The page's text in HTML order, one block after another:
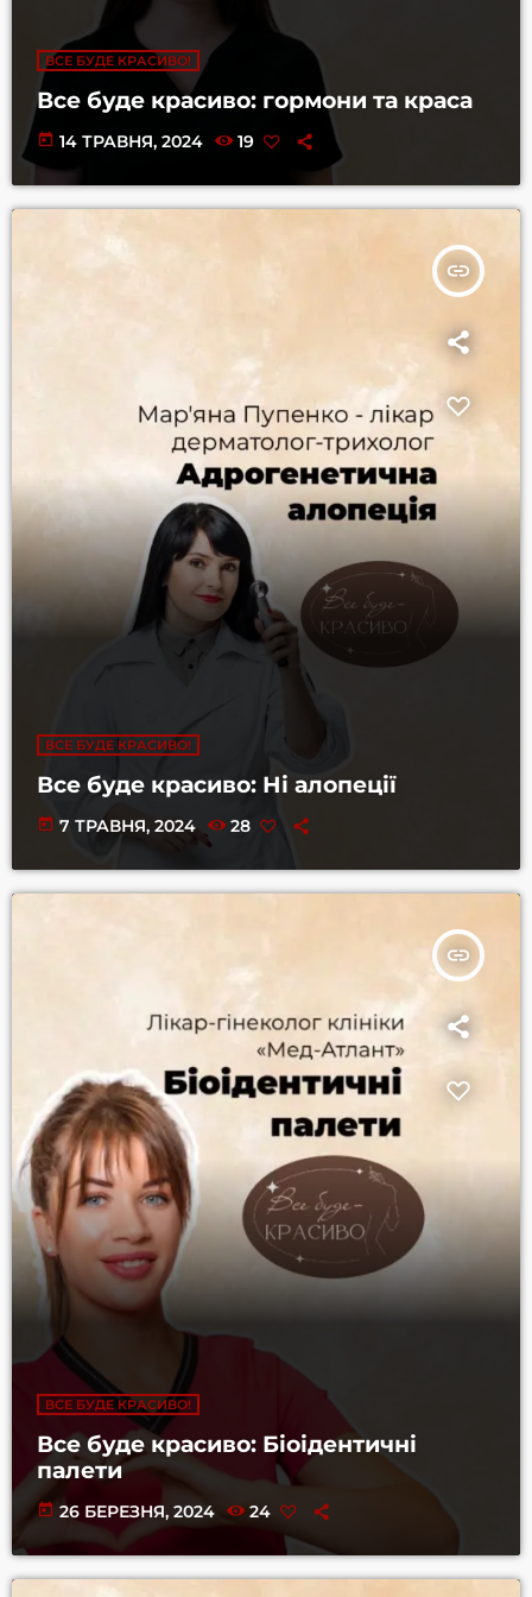
ВСЕ БУДЕ КРАСИВО!
Все буде красиво: гормони та краса
today 14 ТРАВНЯ, 2024 19
insert_link
ВСЕ БУДЕ КРАСИВО!
Все буде красиво: Ні алопеції
today 7 ТРАВНЯ, 2024 28
insert_link
ВСЕ БУДЕ КРАСИВО!
Все буде красиво: Біоідентичні
палети
today 26 БЕРЕЗНЯ, 2024 24